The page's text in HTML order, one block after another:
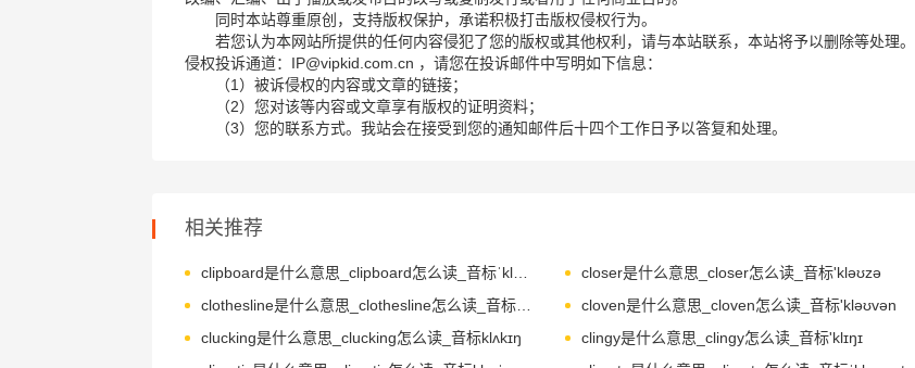
同时本站尊重原创，支持版权保护，承诺积极打击版权侵权行为。
若您认为本网站所提供的任何内容侵犯了您的版权或其他权利，请与本站联系，本站将予以删除等处理。
侵权投诉通道：IP@vipkid.com.cn ，请您在投诉邮件中写明如下信息：
（1）被诉侵权的内容或文章的链接；
（2）您对该等内容或文章享有版权的证明资料；
（3）您的联系方式。我站会在接受到您的通知邮件后十四个工作日予以答复和处理。
相关推荐
clipboard是什么意思_clipboard怎么读_音标ˈklɪpbɔ-d
closer是什么意思_closer怎么读_音标'kləʊzə
clothesline是什么意思_clothesline怎么读_音标'kləʊðzlaɪn
cloven是什么意思_cloven怎么读_音标'kləʊvən
clucking是什么意思_clucking怎么读_音标klʌkɪŋ
clingy是什么意思_clingy怎么读_音标'klɪŋɪ